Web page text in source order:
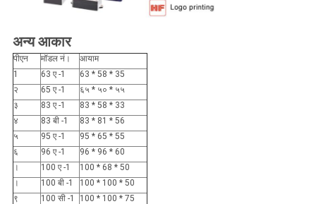
अन्य आकार
पीएन मॉडल नं।
आयाम
1
63 ए -1
63 * 58 * 35
२
65 ए -1
६५ * ५० * ५५
३
83 ए -1
83 * 58 * 33
४
83 बी -1
83 * 81 * 56
५
95 ए -1
95 * 65 * 55
६
96 ए -1
96 * 96 * 60
।
100 ए -1
100 * 68 * 50
।
100 बी -1
100 * 100 * 50
९
100 सी -1
100 * 100 * 75